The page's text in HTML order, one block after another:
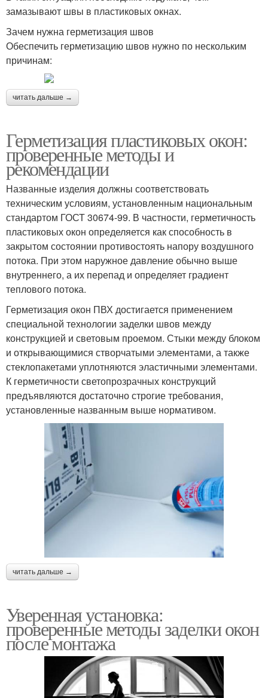
замазывают швы в пластиковых окнах.
Зачем нужна герметизация швов
Обеспечить герметизацию швов нужно по нескольким
причинам:
читать дальше →
Герметизация пластиковых окон:
проверенные методы и
рекомендации
Названные изделия должны соответствовать
техническим условиям, установленным национальным
стандартом ГОСТ 30674-99. В частности, герметичность
пластиковых окон определяется как способность в
закрытом состоянии противостоять напору воздушного
потока. При этом наружное давление обычно выше
внутреннего, а их перепад и определяет градиент
теплового потока.
Герметизация окон ПВХ достигается применением
специальной технологии заделки швов между
конструкцией и световым проемом. Стыки между блоком
и открывающимися створчатыми элементами, а также
стеклопакетами уплотняются эластичными элементами.
К герметичности светопрозрачных конструкций
предъявляются достаточно строгие требования,
установленные названным выше нормативом.
читать дальше →
Уверенная установка:
проверенные методы заделки окон
после монтажа